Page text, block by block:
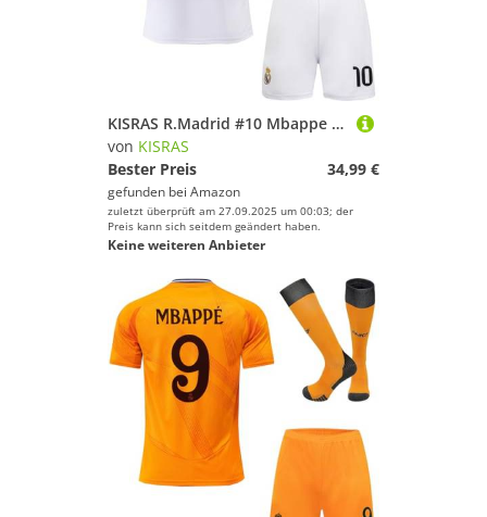
KISRAS R.Madrid #10 Mbappe 2025/2026 Heim Trikot Shorts und Socken Kinder und Jugend Größe (Weiß,26)
von KISRAS
Bester Preis
34,99 €
gefunden bei Amazon
zuletzt überprüft am 27.09.2025 um 00:03; der
Preis kann sich seitdem geändert haben.
Keine weiteren Anbieter